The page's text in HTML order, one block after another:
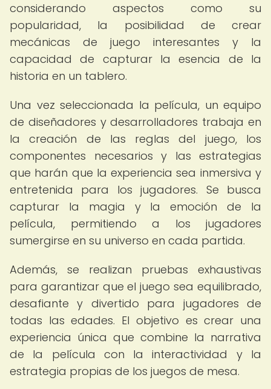
considerando aspectos como su
popularidad, la posibilidad de crear
mecánicas de juego interesantes y la
capacidad de capturar la esencia de la
historia en un tablero.
Una vez seleccionada la película, un equipo
de diseñadores y desarrolladores trabaja en
la creación de las reglas del juego, los
componentes necesarios y las estrategias
que harán que la experiencia sea inmersiva y
entretenida para los jugadores. Se busca
capturar la magia y la emoción de la
película, permitiendo a los jugadores
sumergirse en su universo en cada partida.
Además, se realizan pruebas exhaustivas
para garantizar que el juego sea equilibrado,
desafiante y divertido para jugadores de
todas las edades. El objetivo es crear una
experiencia única que combine la narrativa
de la película con la interactividad y la
estrategia propias de los juegos de mesa.